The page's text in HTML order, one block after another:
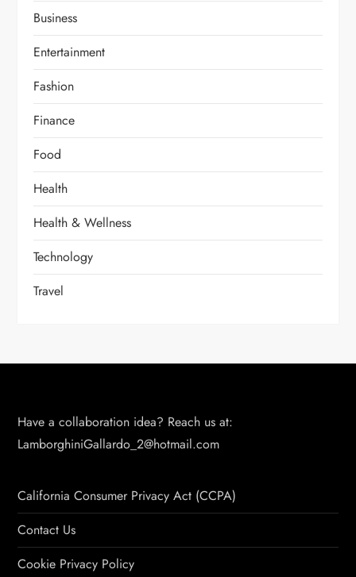
Business
Entertainment
Fashion
Finance
Food
Health
Health & Wellness
Technology
Travel
Have a collaboration idea? Reach us at:
LamborghiniGallardo_2@hotmail.com
California Consumer Privacy Act (CCPA)
Contact Us
Cookie Privacy Policy